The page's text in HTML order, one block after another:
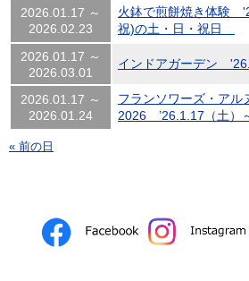
2026.01.17 ～
2026.02.23
火鉢で煎餅焼き体験
祝)の土・日・祝日
2026.01.17 ～
2026.03.01
インドアガーデン
2026.01.17 ～
2026.01.24
フランソワーズ・アル
2026 ’26.1.17（土）
« 前の日